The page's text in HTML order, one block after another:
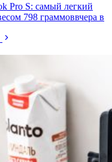
Pro S: самый легкий
798 граммоввчера в